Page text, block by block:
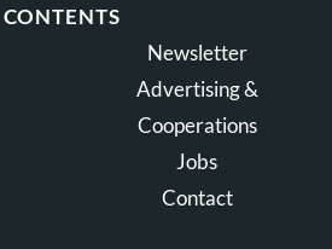
CONTENTS
Newsletter
Advertising &
Cooperations
Jobs
Contact